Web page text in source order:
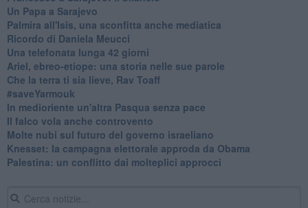
Un Papa a Sarajevo
Palmira all'Isis, una sconfitta anche mediatica
Ricordo di Daniela Meucci
​Una telefonata lunga 42 giorni
​Ariel, ebreo-etiope: una storia nelle sue parole
Che la terra ti sia lieve, Rav Toaff
​#saveYarmouk
​In medioriente un'altra Pasqua senza pace
​Il falco vola anche controvento
Molte nubi sul futuro del governo israeliano
Knesset: la campagna elettorale approda da Obama
Palestina: un conflitto dai molteplici approcci